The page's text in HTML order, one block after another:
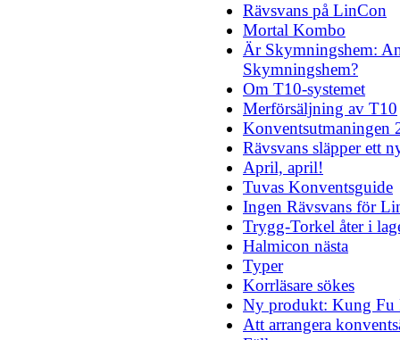
Rävsvans på LinCon
Mortal Kombo
Är Skymningshem:
Skymningshem?
Om T10-systemet
Merförsäljning av T10
Konventsutmaningen
Rävsvans släpper ett
April, april!
Tuvas Konventsguide
Ingen Rävsvans för
Trygg-Torkel åter i
Halmicon nästa
Typer
Korrläsare sökes
Ny produkt: Kung Fu
Att arrangera